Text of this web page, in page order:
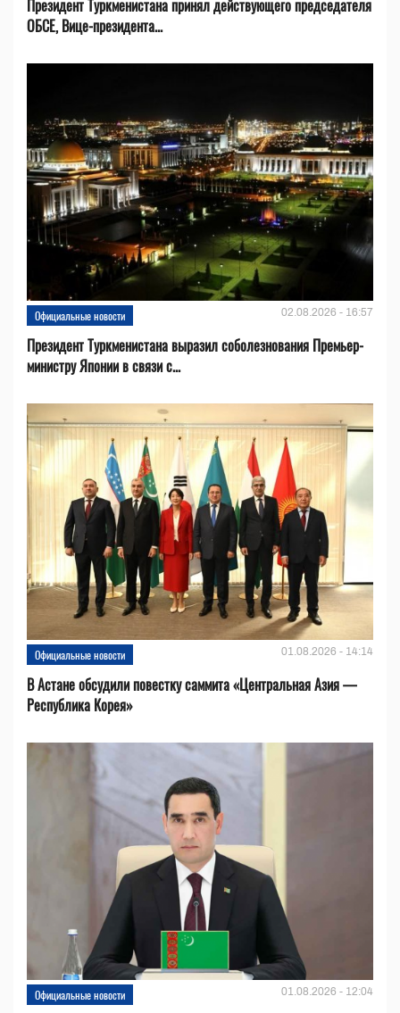
Президент Туркменистана принял действующего председателя
ОБСЕ, Вице-президента...
Официальные новости 02.08.2026 - 16:57
Президент Туркменистана выразил соболезнования Премьер-
министру Японии в связи с...
Официальные новости 01.08.2026 - 14:14
В Астане обсудили повестку саммита «Центральная Азия —
Республика Корея»
Официальные новости 01.08.2026 - 12:04